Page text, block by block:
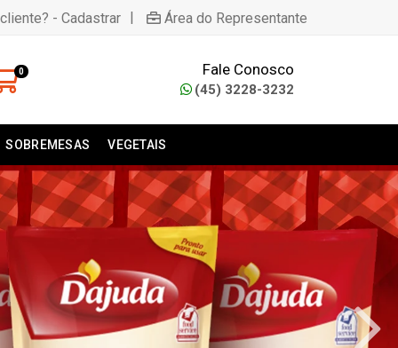
- Cadastrar | Área do Representante
0 Fale Conosco
(45) 3228-3232
SOBREMESAS VEGETAIS